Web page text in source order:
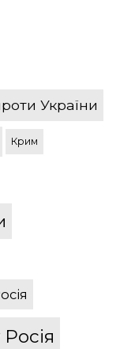
України
Крим